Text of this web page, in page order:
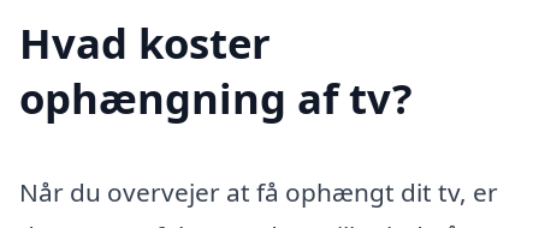
Hvad koster
ophængning af tv?
Når du overvejer at få ophængt dit tv, er